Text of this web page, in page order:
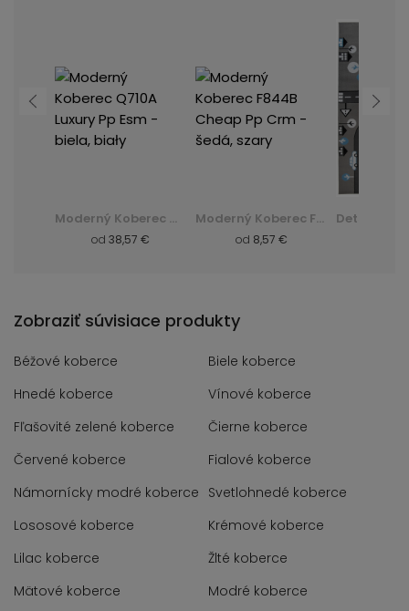
Moderný Koberec Q710A Luxury Pp Esm - biela, biały
od 38,57 €
Moderný Koberec F844B Cheap Pp Crm - šedá, szary
od 8,57 €
Zobraziť súvisiace produkty
Béžové koberce
Biele koberce
Hnedé koberce
Vínové koberce
Fľašovité zelené koberce
Čierne koberce
Červené koberce
Fialové koberce
Námornícky modré koberce Svetlohnedé koberce
Lososové koberce
Krémové koberce
Lilac koberce
Žlté koberce
Mätové koberce
Modré koberce